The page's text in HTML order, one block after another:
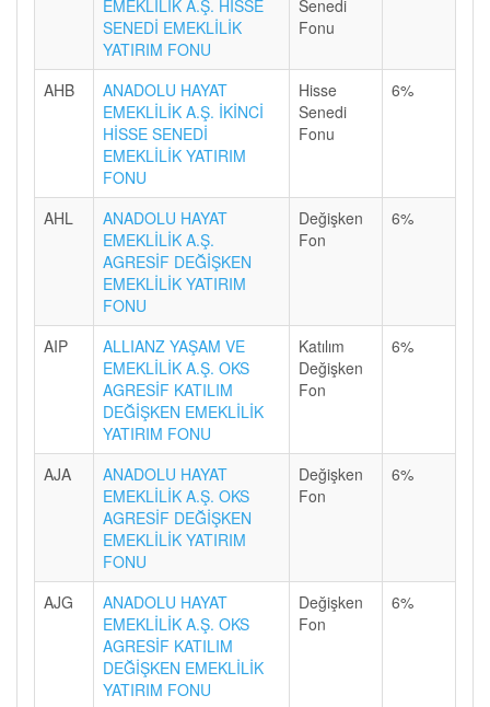
EMEKLİLİK A.Ş. HİSSE
SENEDİ EMEKLİLİK
YATIRIM FONU
Senedi
Fonu
AHB
ANADOLU HAYAT
EMEKLİLİK A.Ş. İKİNCİ
HİSSE SENEDİ
EMEKLİLİK YATIRIM
FONU
Hisse
Senedi
Fonu
6%
AHL
ANADOLU HAYAT
EMEKLİLİK A.Ş.
AGRESİF DEĞİŞKEN
EMEKLİLİK YATIRIM
FONU
Değişken
Fon
6%
AIP
ALLIANZ YAŞAM VE
EMEKLİLİK A.Ş. OKS
AGRESİF KATILIM
DEĞİŞKEN EMEKLİLİK
YATIRIM FONU
Katılım
Değişken
Fon
6%
AJA
ANADOLU HAYAT
EMEKLİLİK A.Ş. OKS
AGRESİF DEĞİŞKEN
EMEKLİLİK YATIRIM
FONU
Değişken
Fon
6%
AJG
ANADOLU HAYAT
EMEKLİLİK A.Ş. OKS
AGRESİF KATILIM
DEĞİŞKEN EMEKLİLİK
YATIRIM FONU
Değişken
Fon
6%